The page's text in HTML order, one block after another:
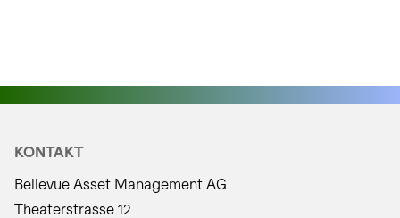
KONTAKT
Bellevue Asset Management AG
Theaterstrasse 12